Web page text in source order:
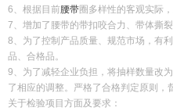
6、根据目前腰带圈多样性的客观实际
7、增加了腰带的带扣咬合力、带体撕
8、为了控制产品质量、规范市场，有
品、合格品。
9、为了减轻企业负担，将抽样数量改
了相应的调整。严格了合格判定原则，
关于检验项目方面及要求：